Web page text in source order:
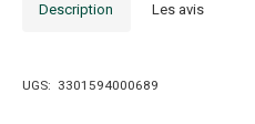
Description Les avis
UGS: 3301594000689